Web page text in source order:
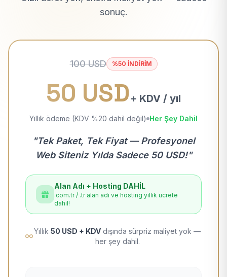
sonuç.
100 USD %50 İNDİRİM
50 USD+ KDV / yıl
Yıllık ödeme (KDV %20 dahil değil) Her Şey Dahil
"Tek Paket, Tek Fiyat — Profesyonel
Web Siteniz Yılda Sadece 50 USD!"
Alan Adı + Hosting DAHİL
.com.tr / .tr alan adı ve hosting yıllık ücrete
dahil!
Yıllık 50 USD + KDV dışında sürpriz maliyet yok —
her şey dahil.